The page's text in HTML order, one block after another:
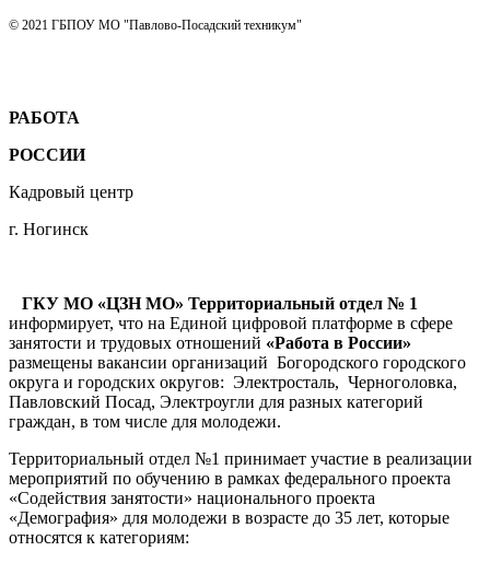
© 2021 ГБПОУ МО "Павлово-Посадский техникум"
РАБОТА
РОССИИ
Кадровый центр
г. Ногинск
ГКУ МО «ЦЗН МО» Территориальный отдел № 1
информирует, что на Единой цифровой платформе в сфере
занятости и трудовых отношений «Работа в России»
размещены вакансии организаций Богородского городского
округа и городских округов: Электросталь, Черноголовка,
Павловский Посад, Электроугли для разных категорий
граждан, в том числе для молодежи.
Территориальный отдел №1 принимает участие в реализации
мероприятий по обучению в рамках федерального проекта
«Содействия занятости» национального проекта
«Демография» для молодежи в возрасте до 35 лет, которые
относятся к категориям: